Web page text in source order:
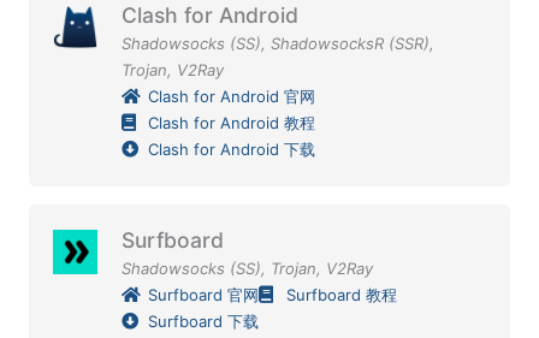
Clash for Android
Shadowsocks (SS), ShadowsocksR (SSR),
Trojan, V2Ray
Clash for Android 官网
Clash for Android 教程
Clash for Android 下载
Surfboard
Shadowsocks (SS), Trojan, V2Ray
Surfboard 官网
Surfboard 教程
Surfboard 下载